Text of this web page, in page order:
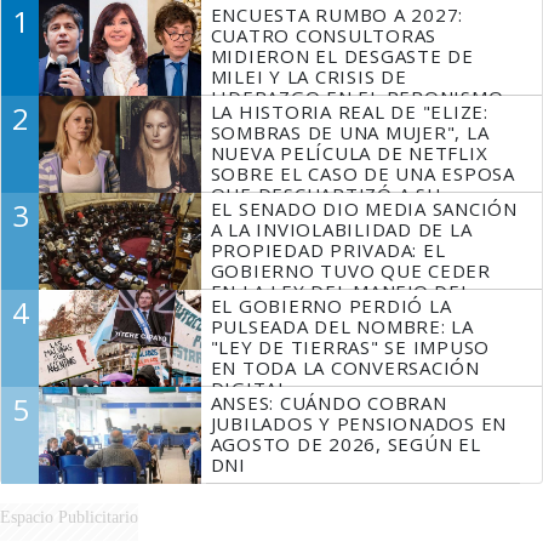
1
ENCUESTA RUMBO A 2027:
CUATRO CONSULTORAS
MIDIERON EL DESGASTE DE
MILEI Y LA CRISIS DE
LIDERAZGO EN EL PERONISMO
2
LA HISTORIA REAL DE "ELIZE:
SOMBRAS DE UNA MUJER", LA
NUEVA PELÍCULA DE NETFLIX
SOBRE EL CASO DE UNA ESPOSA
QUE DESCUARTIZÓ A SU
MARIDO
3
EL SENADO DIO MEDIA SANCIÓN
A LA INVIOLABILIDAD DE LA
PROPIEDAD PRIVADA: EL
GOBIERNO TUVO QUE CEDER
EN LA LEY DEL MANEJO DEL
FUEGO
4
EL GOBIERNO PERDIÓ LA
PULSEADA DEL NOMBRE: LA
"LEY DE TIERRAS" SE IMPUSO
EN TODA LA CONVERSACIÓN
DIGITAL
5
ANSES: CUÁNDO COBRAN
JUBILADOS Y PENSIONADOS EN
AGOSTO DE 2026, SEGÚN EL
DNI
Espacio Publicitario